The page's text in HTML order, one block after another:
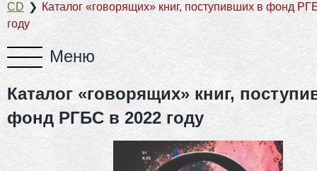
CD ❯ Каталог «говорящих» книг, поступивших в фонд
году
Каталог «говорящих» книг,
фонд РГБС в 2022 году